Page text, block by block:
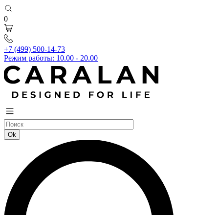
0
+7 (499) 500-14-73
Режим работы: 10.00 - 20.00